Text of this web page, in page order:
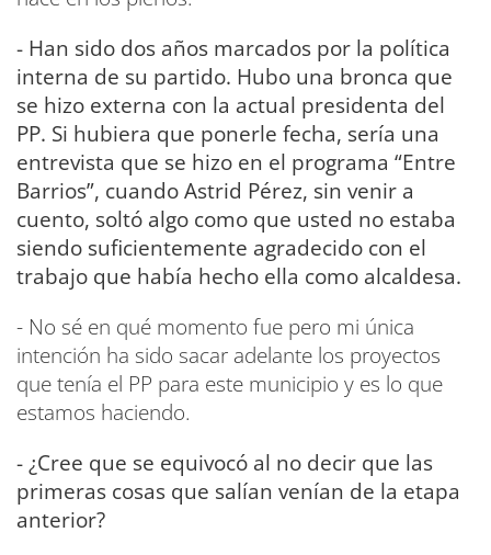
- Han sido dos años marcados por la política
interna de su partido. Hubo una bronca que
se hizo externa con la actual presidenta del
PP. Si hubiera que ponerle fecha, sería una
entrevista que se hizo en el programa “Entre
Barrios”, cuando Astrid Pérez, sin venir a
cuento, soltó algo como que usted no estaba
siendo suficientemente agradecido con el
trabajo que había hecho ella como alcaldesa.
- No sé en qué momento fue pero mi única
intención ha sido sacar adelante los proyectos
que tenía el PP para este municipio y es lo que
estamos haciendo.
- ¿Cree que se equivocó al no decir que las
primeras cosas que salían venían de la etapa
anterior?